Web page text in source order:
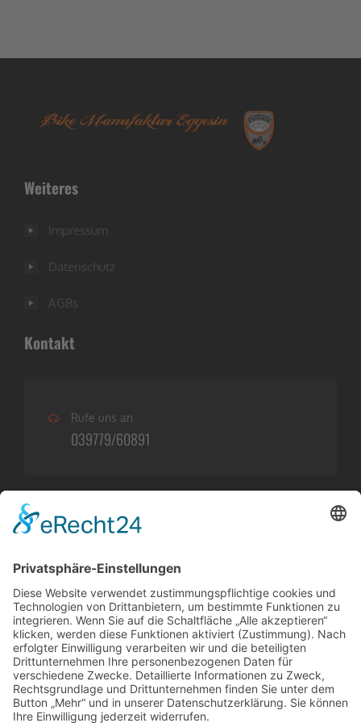
Weiteres
Impressum
Datenschutz
AGBs
Kontakt
Rufe uns an
039779/60891
BÜRO
Montag-Freitag:
09:00 -18:00
WERKSTATT
Montag-Freitag: